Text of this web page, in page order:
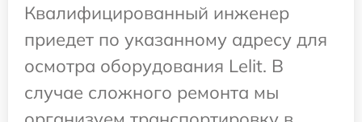
Квалифицированный инженер
приедет по указанному адресу для
осмотра оборудования Lelit. В
случае сложного ремонта мы